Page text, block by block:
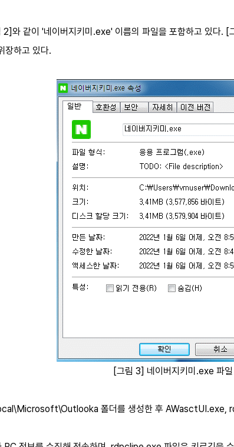
와 같이 '네이버지키미.exe' 이름의 파일을 포함하고 있다. ​[
장하고 있다.
[그림 3] 네이버지키미.exe 파일
폴더를 생성한 후 AWasctUI.exe,